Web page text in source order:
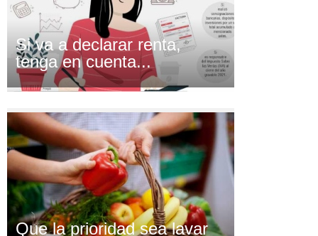
Si va a declarar renta,
tenga en cuenta...
Que la prioridad sea lavar